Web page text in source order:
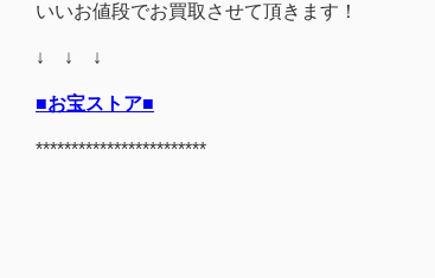
いいお値段でお買取させて頂きます！
↓ ↓ ↓
■お宝ストア■
************************